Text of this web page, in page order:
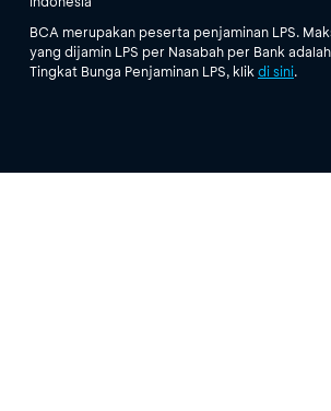
BCA merupakan peserta penjaminan LPS.
yang dijamin LPS per Nasabah per Bank
Tingkat Bunga Penjaminan LPS, klik di sini.